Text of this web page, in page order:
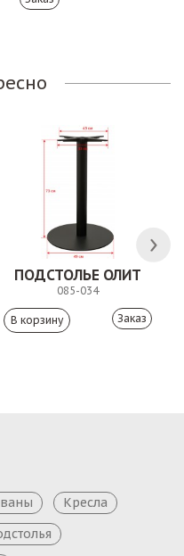
ПОДСТОЛЬЕ ОЛИТ
085-034
Заказ
Кресла